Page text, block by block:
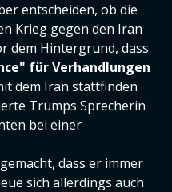
entscheiden, ob die
Krieg gegen den Iran
dem Hintergrund, dass
für Verhandlungen
dem Iran stattfinden
Trumps Sprecherin
bei einer
dass er immer
sich allerdings auch